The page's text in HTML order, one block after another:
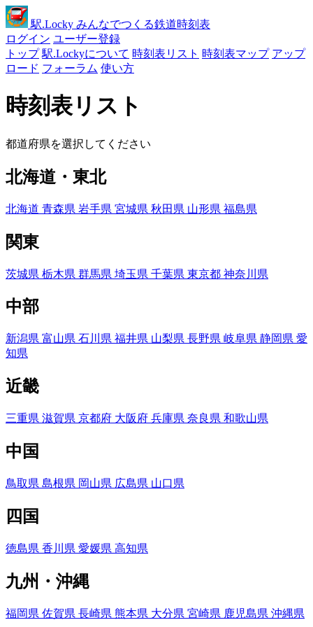
駅.Locky みんなでつくる鉄道時刻表
ログイン ユーザー登録
トップ 駅.Lockyについて 時刻表リスト 時刻表マップ アップ
ロード フォーラム 使い方
時刻表リスト
都道府県を選択してください
北海道・東北
北海道 青森県 岩手県 宮城県 秋田県 山形県 福島県
関東
茨城県 栃木県 群馬県 埼玉県 千葉県 東京都 神奈川県
中部
新潟県 富山県 石川県 福井県 山梨県 長野県 岐阜県 静岡県 愛
知県
近畿
三重県 滋賀県 京都府 大阪府 兵庫県 奈良県 和歌山県
中国
鳥取県 島根県 岡山県 広島県 山口県
四国
徳島県 香川県 愛媛県 高知県
九州・沖縄
福岡県 佐賀県 長崎県 熊本県 大分県 宮崎県 鹿児島県 沖縄県